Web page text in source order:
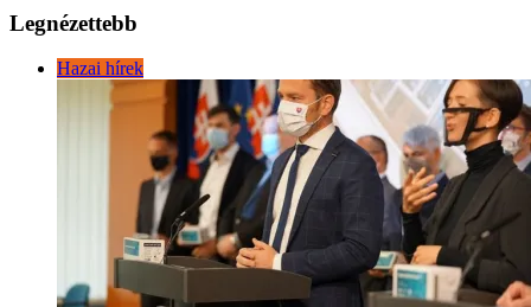
Legnézettebb
Hazai hírek